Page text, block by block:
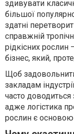
здивувати
більшої
здатні
справжній
рідкісних рослин
бізнес, який,
Щоб
закладам
часто доводиться
адже логістика
рослин є основою